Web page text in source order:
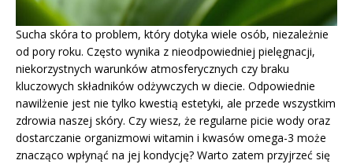
Sucha skóra to problem, który dotyka wiele osób, niezależnie
od pory roku. Często wynika z nieodpowiedniej pielęgnacji,
niekorzystnych warunków atmosferycznych czy braku
kluczowych składników odżywczych w diecie. Odpowiednie
nawilżenie jest nie tylko kwestią estetyki, ale przede wszystkim
zdrowia naszej skóry. Czy wiesz, że regularne picie wody oraz
dostarczanie organizmowi witamin i kwasów omega-3 może
znacząco wpłynąć na jej kondycję? Warto zatem przyjrzeć się